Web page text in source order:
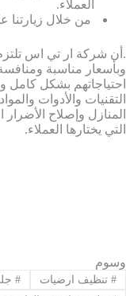
العملاء.
من خلال زيارتنا
.أن شركة ار تي اس
وبأسعار مناسبة
احتياجاتهم بشكل
التقنيات والأدوات
المنازل وإصلاح الأضرار
التي يختارها العملاء.
وسوم
#تنظيف ارضيات #